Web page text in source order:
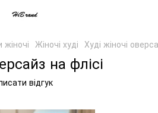
Жіночі худі Худі жіночі
на флісі
відгук